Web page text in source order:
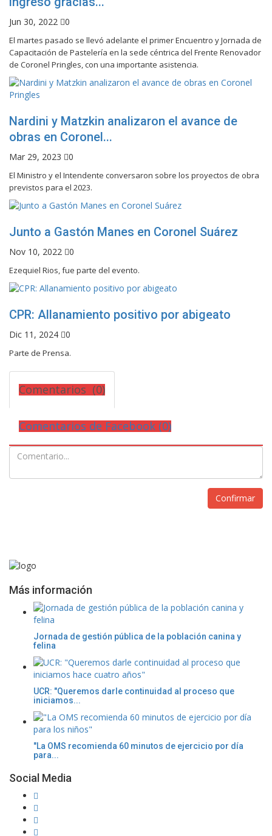
Jun 30, 2022 0
El martes pasado se llevó adelante el primer Encuentro y Jornada de
Capacitación de Pastelería en la sede céntrica del Frente Renovador
de Coronel Pringles, con una importante asistencia.
Nardini y Matzkin analizaron el avance de
obras en Coronel...
Mar 29, 2023 0
El Ministro y el Intendente conversaron sobre los proyectos de obra
previstos para el 2023.
Junto a Gastón Manes en Coronel Suárez
Nov 10, 2022 0
Ezequiel Rios, fue parte del evento.
CPR: Allanamiento positivo por abigeato
Dic 11, 2024 0
Parte de Prensa.
Comentarios (0)
Comentarios de Facebook (0)
Confirmar
Más información
Jornada de gestión pública de la población canina y
felina
UCR: "Queremos darle continuidad al proceso que
iniciamos...
"La OMS recomienda 60 minutos de ejercicio por día
para...
Social Media